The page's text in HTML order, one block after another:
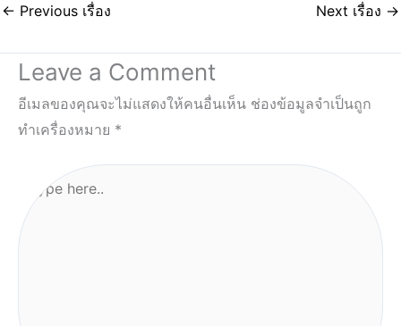
← Previous เรื่อง Next เรื่อง →
Leave a Comment
อีเมลของคุณจะไม่แสดงให้คนอื่นเห็น ช่องข้อมูลจำเป็นถูก
ทำเครื่องหมาย *
here..